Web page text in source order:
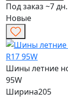
Под заказ ~7 дн.
Новые
Шины летние
95W
Ширина205